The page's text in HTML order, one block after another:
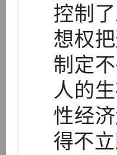
控制
想权
制定
人的
性经
得不